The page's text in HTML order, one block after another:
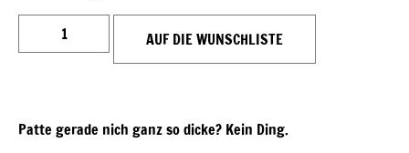
AUF DIE WUNSCHLISTE
Patte gerade nich ganz so dicke? Kein Ding.